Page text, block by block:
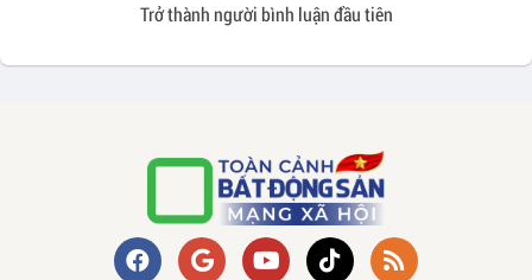
Trở thành người bình luận đầu tiên